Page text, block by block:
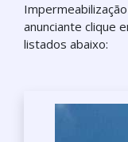
anunciante clique
listados abaixo: